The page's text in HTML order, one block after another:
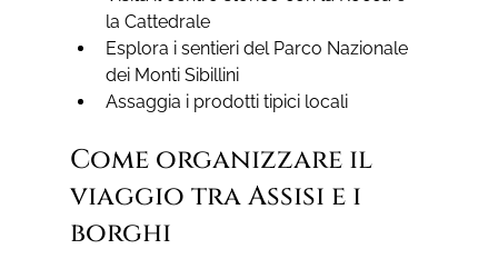
la Cattedrale
Esplora i sentieri del Parco Nazionale
dei Monti Sibillini
Assaggia i prodotti tipici locali
Come organizzare il
viaggio tra Assisi e i
borghi